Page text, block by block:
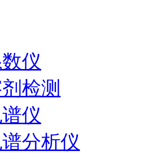
仪
检测
仪
分析仪